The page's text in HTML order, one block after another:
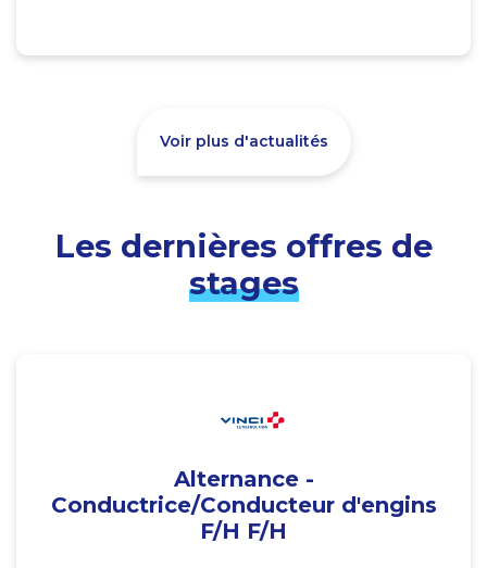
Voir plus d'actualités
Les dernières offres de
stages
Alternance -
Conductrice/Conducteur d'engins
F/H F/H